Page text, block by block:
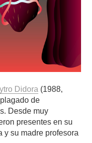
Didora (1988,
de
Desde muy
presentes en su
y su madre profesora